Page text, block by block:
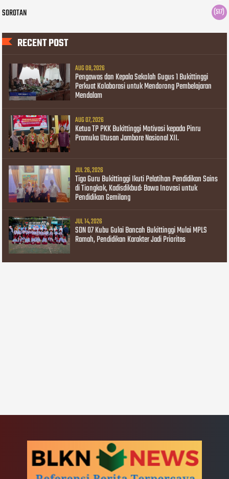
SOROTAN (517)
RECENT POST
AUG 08, 2026
Pengawas dan Kepala Sekolah Gugus 1 Bukittinggi
Perkuat Kolaborasi untuk Mendorong Pembelajaran
Mendalam
AUG 07, 2026
Ketua TP PKK Bukittinggi Motivasi kepada Pinru
Pramuka Utusan Jambore Nasional XII.
JUL 26, 2026
Tiga Guru Bukittinggi Ikuti Pelatihan Pendidikan Sains
di Tiongkok, Kadisdikbud: Bawa Inovasi untuk
Pendidikan Gemilang
JUL 14, 2026
SDN 07 Kubu Gulai Bancah Bukittinggi Mulai MPLS
Ramah, Pendidikan Karakter Jadi Prioritas